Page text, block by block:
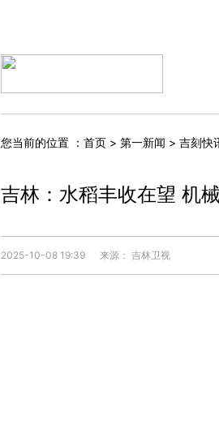
您当前的位置 ： 首页 > 第一新闻 > 吉刻快
吉林：水稻丰收在望 机
2025-10-08 19:39 来源： 吉林卫视